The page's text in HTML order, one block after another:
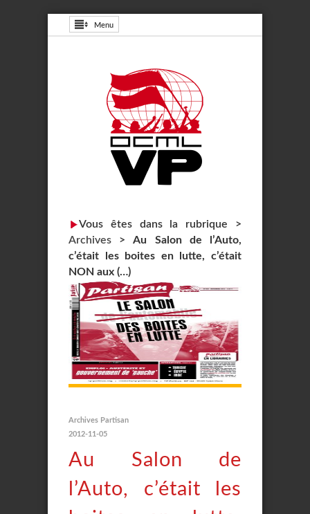
Menu
Vous êtes dans la rubrique >
Archives >Au Salon de l’Auto,
c’était les boites en lutte, c’était
NON aux (…)
Archives Partisan
2012-11-05
Au Salon de
l’Auto, c’était les